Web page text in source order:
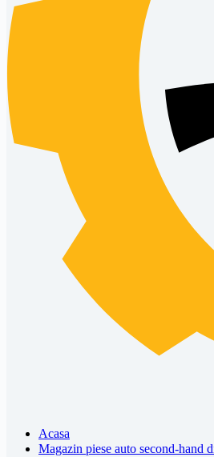
Acasa
Magazin piese auto second-hand